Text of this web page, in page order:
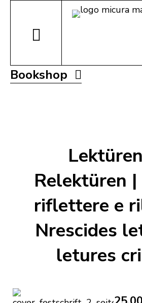
Bookshop
Relektüren |
riflettere e
Nrescides
letures